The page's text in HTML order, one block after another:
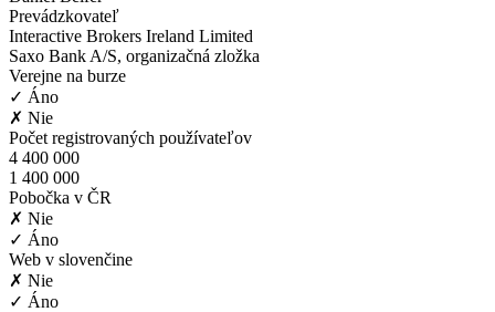
Prevádzkovateľ
Interactive Brokers Ireland Limited
Saxo Bank A/S, organizačná zložka
Verejne na burze
✓ Áno
✗ Nie
Počet registrovaných používateľov
4 400 000
1 400 000
Pobočka v ČR
✗ Nie
✓ Áno
Web v slovenčine
✗ Nie
✓ Áno